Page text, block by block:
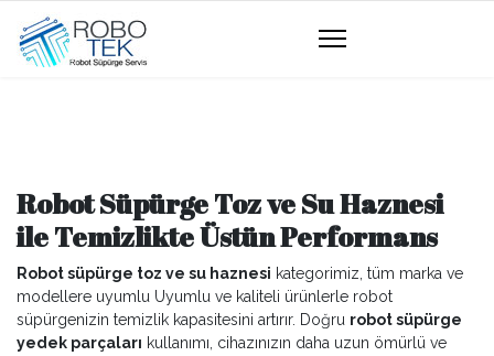
Robot Süpürge Toz ve Su Haznesi
ile Temizlikte Üstün Performans
Robot süpürge toz ve su haznesi kategorimiz, tüm marka ve
modellere uyumlu Uyumlu ve kaliteli ürünlerle robot
süpürgenizin temizlik kapasitesini artırır. Doğru robot süpürge
yedek parçaları kullanımı, cihazınızın daha uzun ömürlü ve